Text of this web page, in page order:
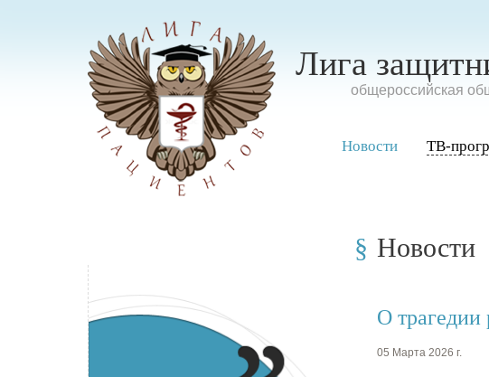
Лига
oбщероссийская
Новости ТВ-
Новости
О трагедии
05 Марта 2026 г.